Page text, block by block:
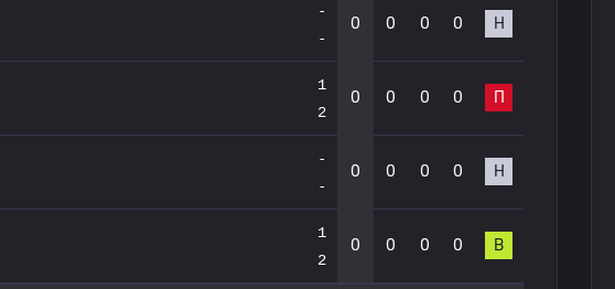
-
-
0 0 0 0 Н
1
2
0 0 0 0 П
-
-
0 0 0 0 Н
1
2
0 0 0 0 В